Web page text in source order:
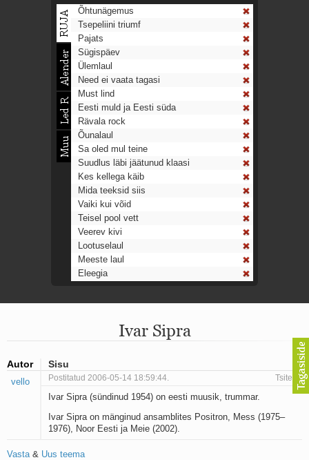
Õhtunägemus
Tsepeliini triumf
Pajats
Sügispäev
Ülemlaul
Need ei vaata tagasi
Must lind
Eesti muld ja Eesti süda
Rävala rock
Õunalaul
Sa oled mul teine
Suudlus läbi jäätunud klaasi
Kes kellega käib
Mida teeksid siis
Vaiki kui võid
Teisel pool vett
Veerev kivi
Lootuselaul
Meeste laul
Eleegia
Ahtumine
Mu isamaa on minu arm
Ma mustas öös näen...
Aeg
Oota mind
Ih-ih-hii ja ah-ah-haa
Päikeselapsed
Laul võimalusest
Nii vaikseks kõik on jäänud
Ivar Sipra
Autor Sisu
vello Postitatud 2006-05-14 18:59:44. Tsiteeri
Ivar Sipra (sündinud 1954) on eesti muusik, trummar.
Ivar Sipra on mänginud ansamblites Positron, Mess (1975–
1976), Noor Eesti ja Meie (2002).
Vasta& Uus teema